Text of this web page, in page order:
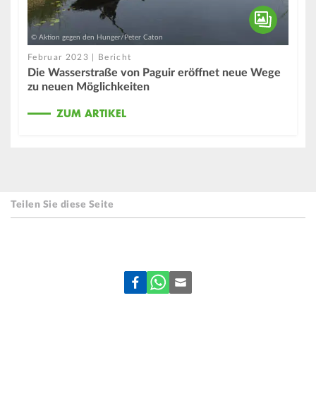
© Aktion gegen den Hunger/Peter Caton
Februar 2023 | Bericht
Die Wasserstraße von Paguir eröffnet neue Wege
zu neuen Möglichkeiten
ZUM ARTIKEL
Teilen Sie diese Seite